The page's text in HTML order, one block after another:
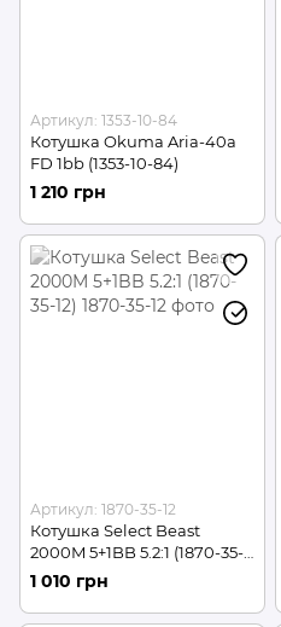
Артикул: 1353-10-84
Котушка Okuma Aria-40a
FD 1bb (1353-10-84)
1 210 грн
Артикул: 1870-35-12
Котушка Select Beast
2000M 5+1BB 5.2:1 (1870-35-
12)
1 010 грн